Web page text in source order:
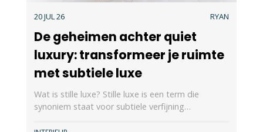
20 JUL 26 RYAN
De geheimen achter quiet
luxury: transformeer je ruimte
met subtiele luxe
Wat is stille luxe? Stille luxe is een term die
synoniem staat voor subtiele verfijning…